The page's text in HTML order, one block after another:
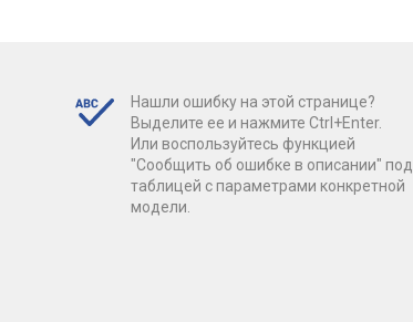
Нашли ошибку на этой странице?
Выделите ее и нажмите Ctrl+Enter.
Или воспользуйтесь функцией
"Сообщить об ошибке в описании" под
таблицей с параметрами конкретной
модели.